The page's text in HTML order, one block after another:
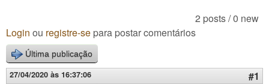
2 posts / 0 new
Login ou registre-se para postar comentários
Última publicação
27/04/2020 às 16:37:06 #1